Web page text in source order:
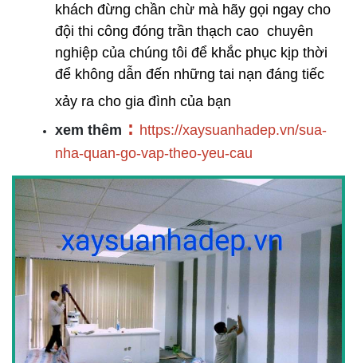
khách đừng chần chừ mà hãy gọi ngay cho
đội thi công đóng trần thạch cao  chuyên
nghiệp của chúng tôi để khắc phục kịp thời
để không dẫn đến những tai nạn đáng tiếc
xảy ra cho gia đình của bạn
xem thêm : https://xaysuanhadep.vn/sua-
nha-quan-go-vap-theo-yeu-cau